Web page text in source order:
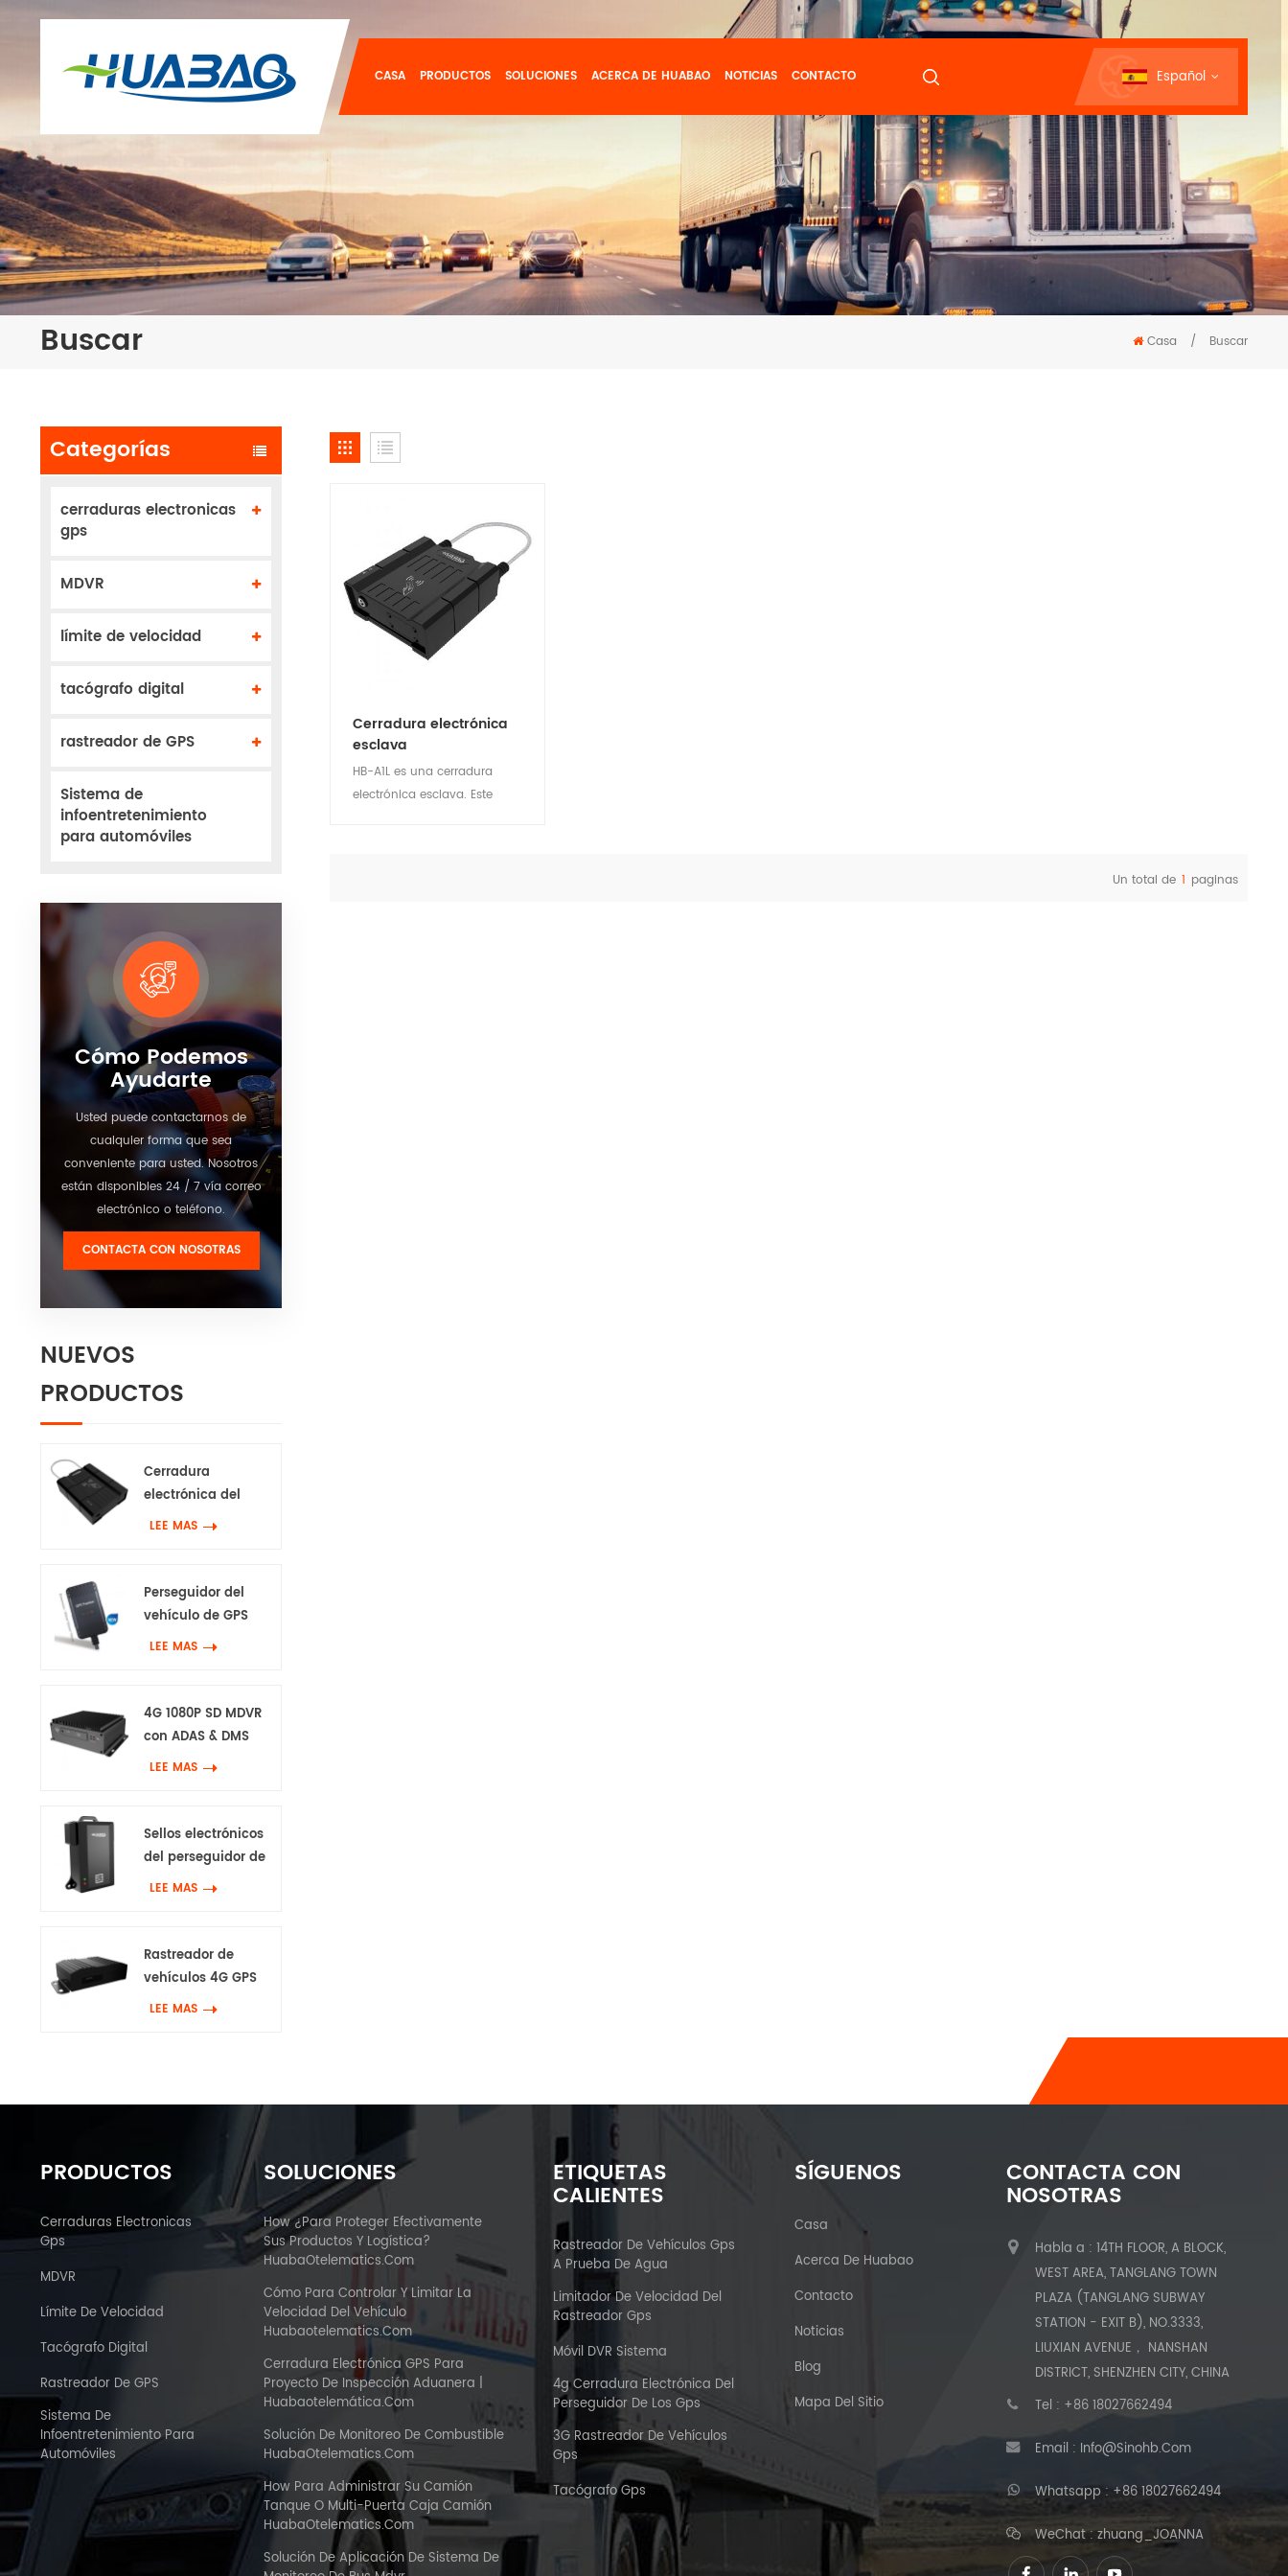
CASA PRODUCTOS SOLUCIONES ACERCA DE HUABAO NOTICIAS CONTACTO Español
Buscar Casa / Buscar
Categorías
cerraduras electronicas
gps
MDVR
límite de velocidad
tacógrafo digital
rastreador de GPS
Sistema de
infoentretenimiento
para automóviles
Cómo Podemos
Ayudarte
Usted puede contactarnos de
cualquier forma que sea
conveniente para usted. Nosotros
están disponibles 24 / 7 vía correo
electrónico o teléfono.
CONTACTA CON NOSOTRAS
NUEVOS
PRODUCTOS
Cerradura
electrónica del
perseguidor de 4G
LEE MAS
Perseguidor del
vehículo de GPS
impermeable 4G
LEE MAS
4G 1080P SD MDVR
con ADAS & DMS
LEE MAS
Sellos electrónicos
del perseguidor de
GPS 4G
LEE MAS
Rastreador de
vehículos 4G GPS
con Canbus & Wifi
LEE MAS
Cerradura electrónica
esclava
HB-A1L es una cerradura
electrónica esclava. Este
Un total de 1 paginas
PRODUCTOS
Cerraduras Electronicas
Gps
MDVR
Límite De Velocidad
Tacógrafo Digital
Rastreador De GPS
Sistema De
Infoentretenimiento Para
Automóviles
SOLUCIONES
How ¿Para Proteger Efectivamente
Sus Productos Y Logística?
HuabaOtelematics.com
Cómo Para Controlar Y Limitar La
Velocidad Del Vehículo
Huabaotelematics.com
Cerradura Electrónica GPS Para
Proyecto De Inspección Aduanera |
Huabaotelemática.com
Solución De Monitoreo De Combustible
HuabaOtelematics.com
How Para Administrar Su Camión
Tanque O Multi-Puerta Caja Camión
HuabaOtelematics.com
Solución De Aplicación De Sistema De
ETIQUETAS
CALIENTES
Rastreador De Vehículos Gps
A Prueba De Agua
Limitador De Velocidad Del
Rastreador Gps
Móvil DVR Sistema
4g Cerradura Electrónica Del
Perseguidor De Los Gps
3G Rastreador De Vehículos
Gps
Tacógrafo Gps
SÍGUENOS
Casa
Acerca De Huabao
Contacto
Noticias
Blog
Mapa Del Sitio
CONTACTA CON
NOSOTRAS
Habla a : 14TH FLOOR, A BLOCK,
WEST AREA, TANGLANG TOWN
PLAZA (TANGLANG SUBWAY
STATION - EXIT B), NO.3333,
LIUXIAN AVENUE， NANSHAN
DISTRICT, SHENZHEN CITY, CHINA
Tel : +86 18027662494
Email : Info@sinohb.com
Whatsapp : +86 18027662494
WeChat : zhuang_JOANNA